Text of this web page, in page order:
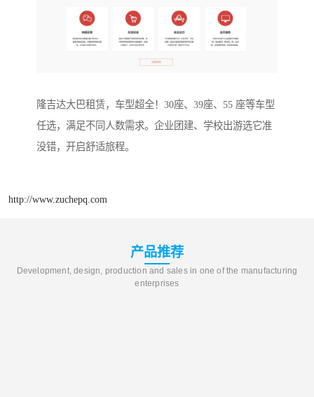
隆吉达大巴租赁，车型超全！30座、39座、55 座等车型
任选，满足不同人数需求。企业团建、学校出游选它准
没错，开启舒适旅程。
http://www.zuchepq.com
产品推荐
Development, design, production and sales in one of the manufacturing
enterprises